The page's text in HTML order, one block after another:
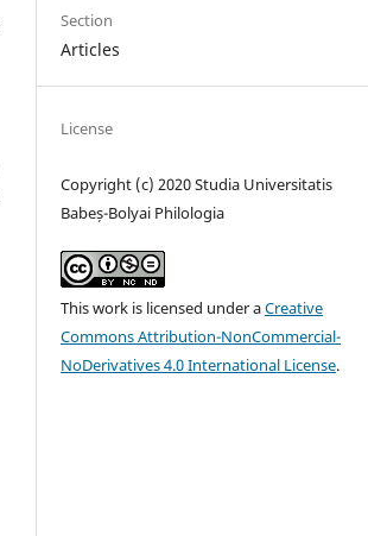
Section
Articles
License
Copyright (c) 2020 Studia Universitatis
Babeș-Bolyai Philologia
This work is licensed under aCreative
Commons Attribution-NonCommercial-
NoDerivatives 4.0 International License.